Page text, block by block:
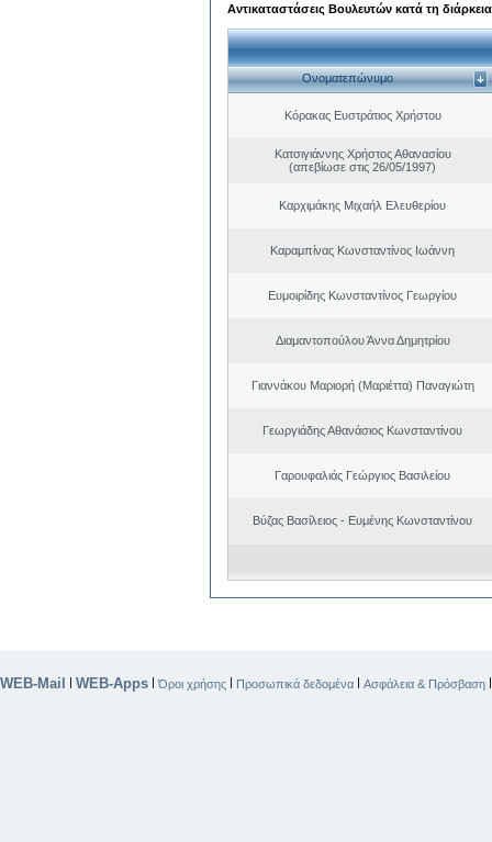
Αντικαταστάσεις Βουλευτών κατά τη
Ονοματεπώνυμο
Κόρακας Ευστράτιος Χρήστου
Κατσιγιάννης Χρήστος Αθανασίου
(απεβίωσε στις 26/05/1997)
Καρχιμάκης Μιχαήλ Ελευθερίου
Καραμπίνας Κωνσταντίνος Ιωάννη
Ευμοιρίδης Κωνσταντίνος Γεωργίου
Διαμαντοπούλου Άννα Δημητρίου
Γιαννάκου Μαριορή (Μαριέττα) Παναγιώτη
Γεωργιάδης Αθανάσιος Κωνσταντίνου
Γαρουφαλιάς Γεώργιος Βασιλείου
Βύζας Βασίλειος - Ευμένης Κωνσταντίνου
WEB-Mail | WEB-Apps |Όροι χρήσης | Προσωπικά δεδομένα | Ασφάλεια & Πρόσβαση